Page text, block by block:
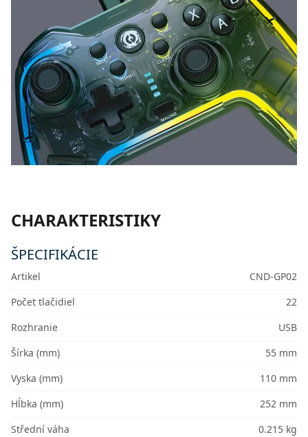
CHARAKTERISTIKY
ŠPECIFIKÁCIE
Artikel
CND-GP02
Počet tlačidiel
22
Rozhranie
USB
Šírka (mm)
55 mm
Vyska (mm)
110 mm
Hĺbka (mm)
252 mm
Střední váha
0.215 kg